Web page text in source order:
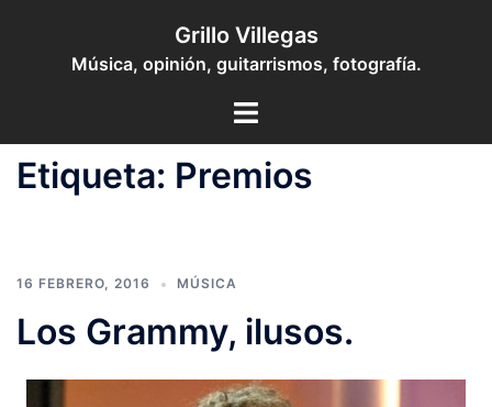
contenido
Grillo Villegas
Música, opinión, guitarrismos, fotografía.
Toggle
Etiqueta: Premios
16 FEBRERO, 2016 MÚSICA
Los Grammy, ilusos.